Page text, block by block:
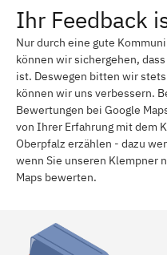
Ihr Feedback
Nur durch eine gute
können wir sichergehen,
ist. Deswegen bitten wir
können wir uns verbessern.
Bewertungen bei Google
von Ihrer Erfahrung mit dem
Oberpfalz erzählen - dazu
wenn Sie unseren Klempner
Maps bewerten.